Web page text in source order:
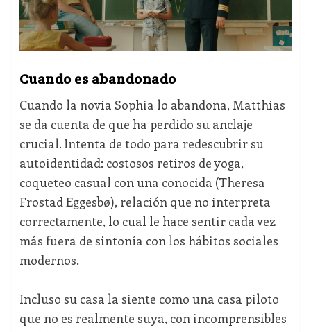
Cuando es abandonado
Cuando la novia Sophia lo abandona, Matthias
se da cuenta de que ha perdido su anclaje
crucial. Intenta de todo para redescubrir su
autoidentidad: costosos retiros de yoga,
coqueteo casual con una conocida (Theresa
Frostad Eggesbø), relación que no interpreta
correctamente, lo cual le hace sentir cada vez
más fuera de sintonía con los hábitos sociales
modernos.
Incluso su casa la siente como una casa piloto
que no es realmente suya, con incomprensibles